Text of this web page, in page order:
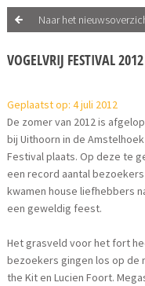
Naar het
VOGELVRIJ FESTIVAL
Geplaatst op: 4 juli 2012
De zomer van 2012 is
bij Uithoorn in de
Festival plaats. Op deze te
een record aantal
kwamen house liefhebbers
een geweldig feest.
Het grasveld voor het fort
bezoekers gingen los op de
the Kit en Lucien Foort.